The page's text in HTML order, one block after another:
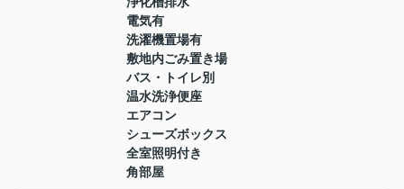
電気有
洗濯機置場有
敷地内ごみ置き場
バス・トイレ別
温水洗浄便座
エアコン
シューズボックス
全室照明付き
角部屋